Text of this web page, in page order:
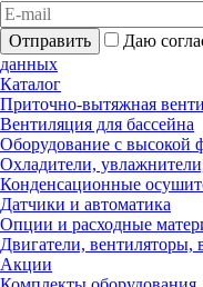
Отправить Даю
данных
Каталог
Приточно-вытяжная
Вентиляция для бассейна
Оборудование с высокой
Охладители,
Конденсационные
Датчики и автоматика
Опции и расходные
Двигатели,
Акции